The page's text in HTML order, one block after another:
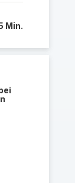
Min.